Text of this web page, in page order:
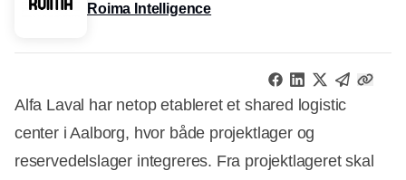
Roima Intelligence
Alfa Laval har netop etableret et shared logistic
center i Aalborg, hvor både projektlager og
reservedelslager integreres. Fra projektlageret skal